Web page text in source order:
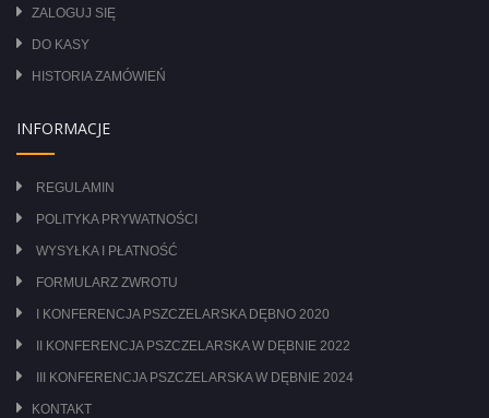
ZALOGUJ SIĘ
DO KASY
HISTORIA ZAMÓWIEŃ
INFORMACJE
REGULAMIN
POLITYKA PRYWATNOŚCI
WYSYŁKA I PŁATNOŚĆ
FORMULARZ ZWROTU
I KONFERENCJA PSZCZELARSKA DĘBNO 2020
II KONFERENCJA PSZCZELARSKA W DĘBNIE 2022
III KONFERENCJA PSZCZELARSKA W DĘBNIE 2024
KONTAKT